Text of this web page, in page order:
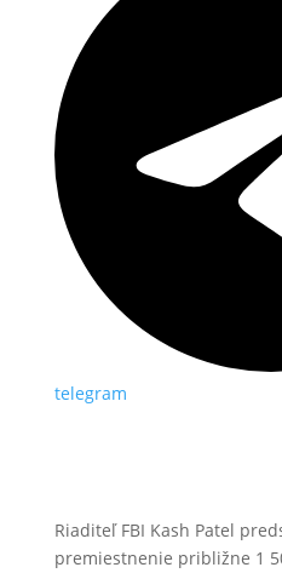
telegram
Riaditeľ FBI Kash Patel
premiestnenie približne 1